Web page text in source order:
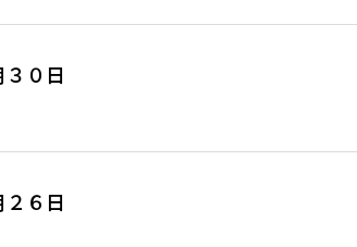
０日
６日